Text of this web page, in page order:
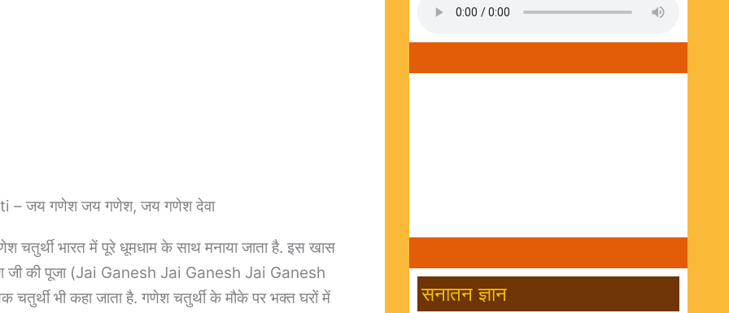
– जय गणेश जय गणेश, जय गणेश देवा
भारत में पूरे धूमधाम के साथ मनाया जाता है. इस खास
जी की पूजा (Jai Ganesh Jai Ganesh Jai Ganesh
भी कहा जाता है. गणेश चतुर्थी के मौके पर भक्त घरों में
सनातन ज्ञान